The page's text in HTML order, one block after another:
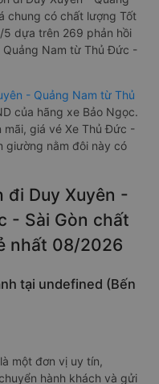
chung có chất lượng Tốt
dựa trên 269 phản hồi
Quảng Nam từ Thủ Đức -
- Quảng Nam từ Thủ
của hãng xe Bảo Ngọc.
giá vé Xe Thủ Đức -
giường nằm đôi này có
đi Duy Xuyên -
- Sài Gòn chất
nhất 08/2026
tại undefined (Bến
một đơn vị uy tín,
hành khách và gửi